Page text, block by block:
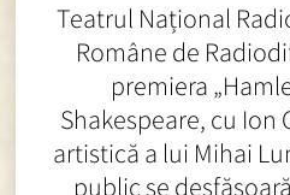
Teatrul Național
Române de
premiera
Shakespeare, cu Ion
artistică a lui Mihai
public se